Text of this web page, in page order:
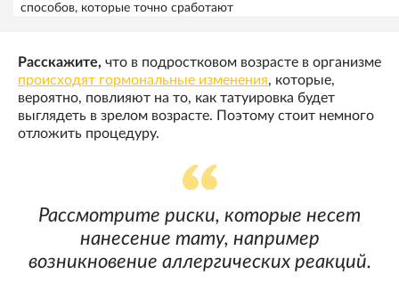
способов, которые точно сработают
Расскажите, что в подростковом возрасте в организме
происходят гормональные изменения, которые,
вероятно, повлияют на то, как татуировка будет
выглядеть в зрелом возрасте. Поэтому стоит немного
отложить процедуру.
Рассмотрите риски, которые несет
нанесение тату, например
возникновение аллергических реакций.